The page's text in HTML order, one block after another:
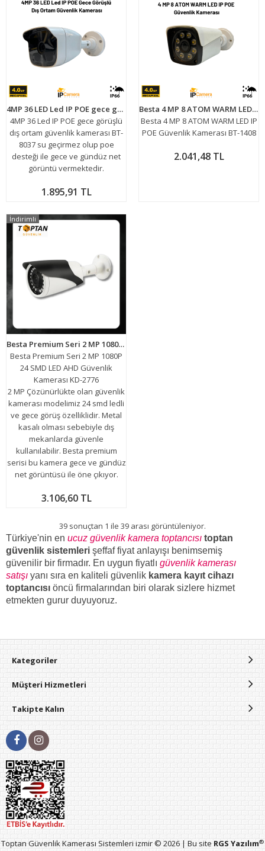
4MP 36 LED Led IP POE gece görüşlü dış ortam güvenlik kamerası BT-8037
4MP 36 Led IP POE gece görüşlü
dış ortam güvenlik kamerası BT-
8037 su geçirmez olup poe
desteği ile gece ve gündüz net
görüntü vermektedir.
1.895,91 TL
Besta 4 MP 8 ATOM WARM LED IP POE Güvenlik Kamerası BT-1408
Besta 4 MP 8 ATOM WARM LED IP
POE Güvenlik Kamerası BT-1408
2.041,48 TL
Besta Premium Seri 2 MP 1080P 24 SMD LED AHD Güvenlik Kamerası KD-2776
Besta Premium Seri 2 MP 1080P
24 SMD LED AHD Güvenlik
Kamerası KD-2776
2 MP Çözünürlükte olan güvenlik
kamerası modelimiz 24 smd ledli
ve gece görüş özelliklidir. Metal
kasalı olması sebebiyle dış
mekanlarda güvenle
kullanılabilir. Besta premium
serisi bu kamera gece ve gündüz
net görüntüsü ile öne çıkıyor.
3.106,60 TL
İndirimli
39 sonuçtan 1 ile 39 arası görüntüleniyor.
Türkiye'nin en ucuz güvenlik kamera toptancısı toptan
güvenlik sistemleri şeffaf fiyat anlayışı benimsemiş
güvenilir bir firmadır. En uygun fiyatlı güvenlik kamerası
satışı yanı sıra en kaliteli güvenlik kamera kayıt cihazı
toptancısı öncü firmalarından biri olarak sizlere hizmet
etmekten gurur duyuyoruz.
Kategoriler
Müşteri Hizmetleri
Takipte Kalın
Toptan Güvenlik Kamerası Sistemleri izmir © 2026 | Bu site RGS Yazılım®